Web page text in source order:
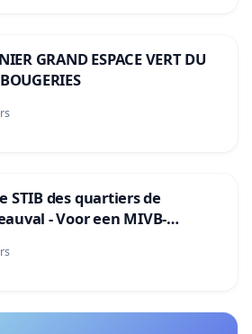
GRAND ESPACE VERT DU
STIB des quartiers de
- Voor een MIVB-
wijken Strombeek en Het